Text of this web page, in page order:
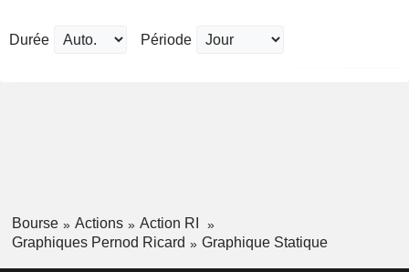
Durée Période
Bourse Actions
Action RI
Graphiques Pernod Ricard
Graphique Statique